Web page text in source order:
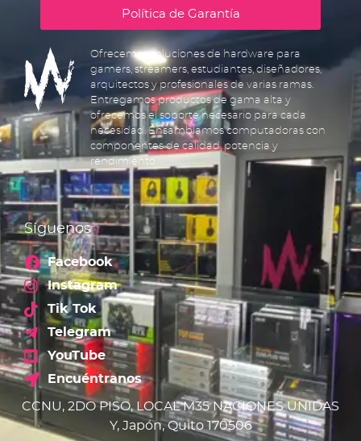
Política de Garantía
Ofrecemos soluciones de hardware para
gamers, streamers, estudiantes, diseñadores,
arquitectos y profesionales de varias ramas.
Entregamos productos de gama alta y
ofrecemos el soporte necesario para cada
necesidad. Ensamblamos computadoras con
componentes de calidad, potencia y
rendimiento.
Síguenos
Facebook
Instagram
Tik Tok
Telegram
YouTube
Encuéntranos
CCNU, 2DO PISO, LOCAL M35 NACIONES UNIDAS
Y, Japón, Quito 170506